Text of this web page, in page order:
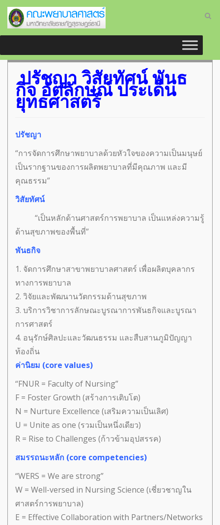
ปรัชญา วิสัยทัศน์ พันธ
กิจ อัตลักษณ์ ประเด็น
ยุทธศาสตร์
ปรัชญา
“การจัดการศึกษาพยาบาลด้วยหัวใจของความเป็นมนุษย์
เป็นรากฐานของการผลิตพยาบาลที่มีคุณภาพ และมี
คุณธรรม”
วิสัยทัศน์
“เป็นหลักด้านศาสตร์การพยาบาล เป็นแหล่งความรู้
ด้านสุขภาพของพื้นที่”
พันธกิจ
1. จัดการศึกษาสาขาพยาบาลศาสตร์ เพื่อผลิตบุคลากร
ทางการพยาบาล
2. วิจัยและพัฒนานวัตกรรมด้านสุขภาพ
3. บริการวิชาการลักษณะบูรณาการพันธกิจและบูรณา
การศาสตร์
4. อนุรักษ์ศิลปะและวัฒนธรรม และสืบสานภูมิปัญญา
ท้องถิ่น
ค่านิยม (core values)
“FNUR = Faculty of Nursing”
F = Foster Growth (สร้างการเติบโต)
N = Nurture Excellence (เสริมความเป็นเลิศ)
U = Unite as one (รวมเป็นหนึ่งเดียว)
R = Rise to Challenges (ก้าวข้ามอุปสรรค)
สมรรถนะหลัก (core competencies)
“WERS = We are strong”
W = Well-versed in Nursing Science (เชี่ยวชาญใน
ศาสตร์การพยาบาล)
E = Effective Collaboration with Partners/Networks